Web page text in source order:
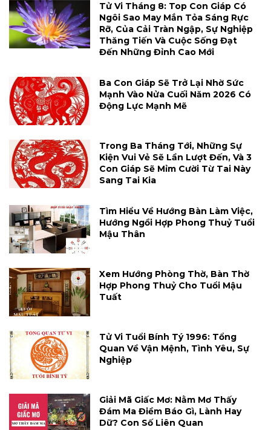
Tử Vi Tháng 8: Top Con Giáp Có
Ngôi Sao May Mắn Tỏa Sáng Rực
Rỡ, Của Cải Tràn Ngập, Sự Nghiệp
Thăng Tiến Và Cuộc Sống Đạt
Đến Những Đỉnh Cao Mới
Ba Con Giáp Sẽ Trở Lại Nhờ Sức
Mạnh Vào Nửa Cuối Năm 2026 Có
Động Lực Mạnh Mẽ
Trong Ba Tháng Tới, Những Sự
Kiện Vui Vẻ Sẽ Lần Lượt Đến, Và 3
Con Giáp Sẽ Mỉm Cười Từ Tai Này
Sang Tai Kia
Tìm Hiểu Về Hướng Bàn Làm Việc,
Hướng Ngồi Hợp Phong Thuỷ Tuổi
Mậu Thân
Xem Hướng Phòng Thờ, Bàn Thờ
Hợp Phong Thuỷ Cho Tuổi Mậu
Tuất
Tử Vi Tuổi Bính Tý 1996: Tổng
Quan Về Vận Mệnh, Tình Yêu, Sự
Nghiệp
Giải Mã Giấc Mơ: Nằm Mơ Thấy
Đám Ma Điềm Báo Gì, Lành Hay
Dữ? Con Số Liên Quan